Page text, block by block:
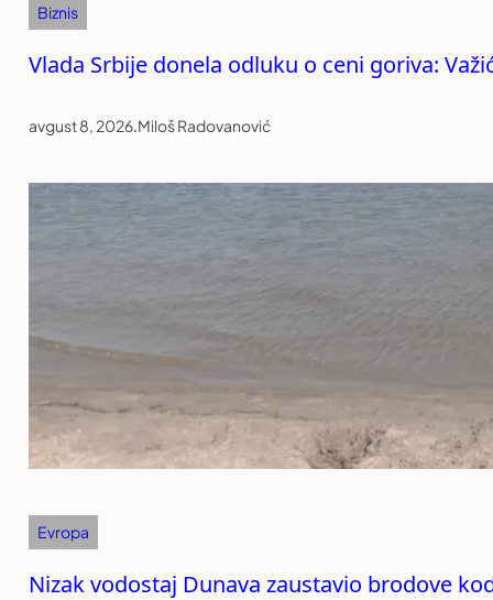
Biznis
Vlada Srbije donela odluku o ceni goriva:
avgust 8, 2026.Miloš Radovanović
Evropa
Nizak vodostaj Dunava zaustavio brodove